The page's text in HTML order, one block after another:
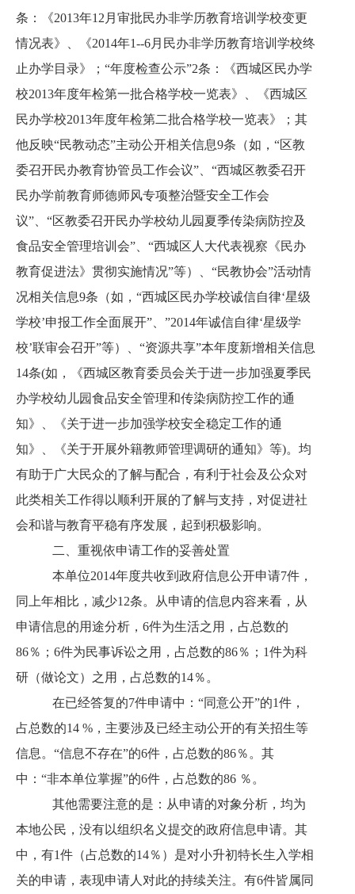
条：《2013年12月审批民办非学历教育培训学校变更
情况表》、《2014年1--6月民办非学历教育培训学校终
止办学目录》；“年度检查公示”2条：《西城区民办学
校2013年度年检第一批合格学校一览表》、《西城区
民办学校2013年度年检第二批合格学校一览表》；其
他反映“民教动态”主动公开相关信息9条（如，“区教
委召开民办教育协管员工作会议”、“西城区教委召开
民办学前教育师德师风专项整治暨安全工作会
议”、“区教委召开民办学校幼儿园夏季传染病防控及
食品安全管理培训会”、“西城区人大代表视察《民办
教育促进法》贯彻实施情况”等）、“民教协会”活动情
况相关信息9条（如，“西城区民办学校诚信自律‘星级
学校’申报工作全面展开”、”2014年诚信自律‘星级学
校’联审会召开”等）、“资源共享”本年度新增相关信息
14条(如，《西城区教育委员会关于进一步加强夏季民
办学校幼儿园食品安全管理和传染病防控工作的通
知》、《关于进一步加强学校安全稳定工作的通
知》、《关于开展外籍教师管理调研的通知》等)。均
有助于广大民众的了解与配合，有利于社会及公众对
此类相关工作得以顺利开展的了解与支持，对促进社
会和谐与教育平稳有序发展，起到积极影响。
二、重视依申请工作的妥善处置
本单位2014年度共收到政府信息公开申请7件，
同上年相比，减少12条。从申请的信息内容来看，从
申请信息的用途分析，6件为生活之用，占总数的
86％；6件为民事诉讼之用，占总数的86％；1件为科
研（做论文）之用，占总数的14％。
在已经答复的7件申请中：“同意公开”的1件，
占总数的14 %，主要涉及已经主动公开的有关招生等
信息。“信息不存在”的6件，占总数的86％。其
中：“非本单位掌握”的6件，占总数的86 ％。
其他需要注意的是：从申请的对象分析，均为
本地公民，没有以组织名义提交的政府信息申请。其
中，有1件（占总数的14％）是对小升初特长生入学相
关的申请，表现申请人对此的持续关注。有6件皆属同